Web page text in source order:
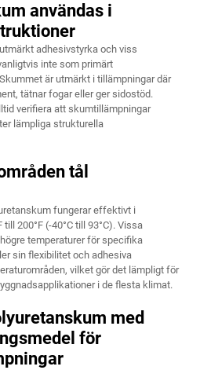
användas i
adhesivstyrka och viss
inte som primärt
är utmärkt i tillämpningar där
tätnar fogar eller ger sidostöd.
verifiera att skumtillämpningar
lämpliga strukturella
tål
fungerar effektivt i
200°F (-40°C till 93°C). Vissa
temperaturer för specifika
sin flexibilitet och adhesiva
vilket gör det lämpligt för
i de flesta klimat.
med
för